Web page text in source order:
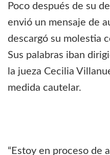
Poco después de su
envió un mensaje de
descargó su molestia
Sus palabras iban
la jueza Cecilia
medida cautelar.
“Estoy en proceso de